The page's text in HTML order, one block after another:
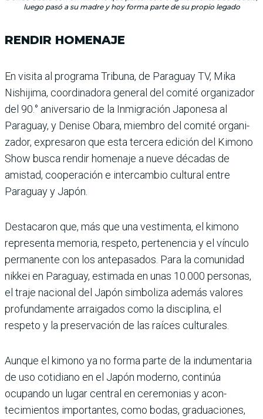
luego pasó a su madre y hoy forma parte de su propio legado
RENDIR HOMENAJE
En visita al programa Tri­buna, de Paraguay TV, Mika
Nishijima, coordina­dora general del comité organiza­dor
del 90.° ani­versario de la Inmigración Japonesa al
Paraguay, y Denise Obara, miembro del comité organi­
zador, expresaron que esta tercera edición del Kimono
Show busca rendir homenaje a nueve décadas de
amistad, cooperación e intercambio cultural entre
Paraguay y Japón.
Destacaron que, más que una vestimenta, el kimono
repre­senta memoria, respeto, per­tenencia y el vínculo
perma­nente con los antepasados. Para la comunidad
nikkei en Paraguay, estimada en unas 10.000 personas,
el traje nacional del Japón simbo­liza además valores
profun­damente arraigados como la disciplina, el
respeto y la pre­servación de las raíces cul­turales.
Aunque el kimono ya no forma parte de la indumen­taria
de uso cotidiano en el Japón moderno, conti­núa
ocupando un lugar cen­tral en ceremonias y acon­
tecimientos importantes, como bodas, graduaciones,